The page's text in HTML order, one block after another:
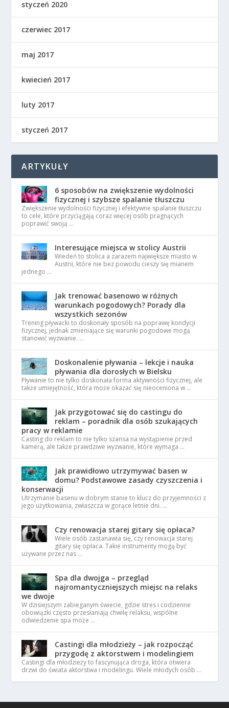
styczeń 2020
czerwiec 2017
maj 2017
kwiecień 2017
luty 2017
styczeń 2017
ARTYKUŁY
6 sposobów na zwiększenie wydolności
fizycznej i szybsze spalanie tłuszczu
Zwiększenie wydolności fizycznej i efektywne spalanie tłuszczu
to cele, które przyciągają coraz więcej osób pragnących
poprawić swoją …
Interesujące miejsca w stolicy Austrii
Wiedeń to stolica a zarazem największe miasto w
Austrii, które nie bez powodu cieszy się mianem
jednego …
Jak trenować basenowo w różnych
warunkach pogodowych? Porady dla
wszystkich sezonów
Trening pływacki to doskonały sposób na poprawę kondycji
fizycznej, jednak zmieniające się warunki pogodowe mogą
stanowić wyzwanie. …
Doskonalenie pływania – lekcje i nauka
pływania dla dorosłych w Bielsku
Pływanie to nie tylko doskonała forma aktywności fizycznej, ale
także umiejętność, która może okazać się nieoceniona w …
Jak przygotować się do castingu do
reklam – poradnik dla osób szukających
pracy w reklamie
Casting do reklam to nie tylko szansa na wystąpienie przed
kamerą, ale także prawdziwe wyzwanie, które wymaga …
Jak prawidłowo utrzymywać basen w
domu? Podstawowe zasady czyszczenia i
konserwacji
Utrzymanie basenu w dobrym stanie to klucz do przyjemności z
jego użytkowania, zwłaszcza w gorące letnie dni. …
Czy renowacja starej gitary się opłaca?
Wiele osób zastanawia się, czy renowacja starej
gitary się opłaca. Takie instrumenty mogą być
używane przez nas …
Spa dla dwojga – przegląd
najromantyczniejszych miejsc na relaks
we dwoje
W dzisiejszym zabieganym świecie, gdzie stres i codzienne
obowiązki często przesłaniają chwilę relaksu, wspólne
odwiedzenie spa może …
Castingi dla młodzieży – jak rozpocząć
przygodę z aktorstwem i modelingiem
Castingi dla młodzieży to fascynująca droga, która otwiera
drzwi do świata aktorstwa i modelingu. Wiele młodych osób …